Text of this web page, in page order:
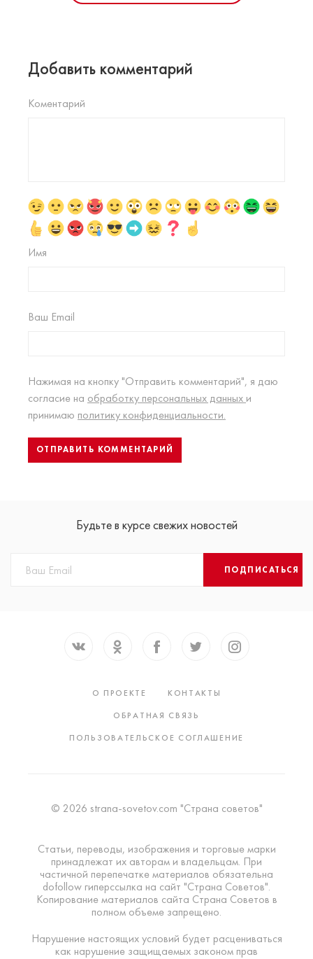
Добавить комментарий
Коментарий
Имя
Ваш Email
Нажимая на кнопку "Отправить комментарий", я даю
согласие на обработку персональных данных и
принимаю политику конфиденциальности.
Будьте в курсе свежих новостей
ПОДПИСАТЬСЯ
О ПРОЕКТЕ
КОНТАКТЫ
ОБРАТНАЯ СВЯЗЬ
ПОЛЬЗОВАТЕЛЬСКОЕ СОГЛАШЕНИЕ
© 2026 strana-sovetov.com "Страна советов"
Статьи, переводы, изображения и торговые марки
принадлежат их авторам и владельцам. При
частичной перепечатке материалов обязательна
dofollow гиперссылка на сайт "Страна Советов".
Копирование материалов сайта Страна Советов в
полном объеме запрещено.
Нарушение настоящих условий будет расцениваться
как нарушение защищаемых законом прав